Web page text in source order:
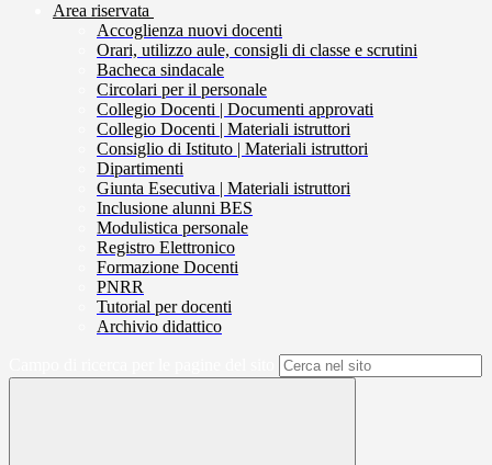
Area riservata
Accoglienza nuovi docenti
Orari, utilizzo aule, consigli di classe e scrutini
Bacheca sindacale
Circolari per il personale
Collegio Docenti | Documenti approvati
Collegio Docenti | Materiali istruttori
Consiglio di Istituto | Materiali istruttori
Dipartimenti
Giunta Esecutiva | Materiali istruttori
Inclusione alunni BES
Modulistica personale
Registro Elettronico
Formazione Docenti
PNRR
Tutorial per docenti
Archivio didattico